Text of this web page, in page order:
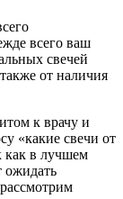
всего ваш
свечей
от наличия
к врачу и
«какие свечи от
как в лучшем
ожидать